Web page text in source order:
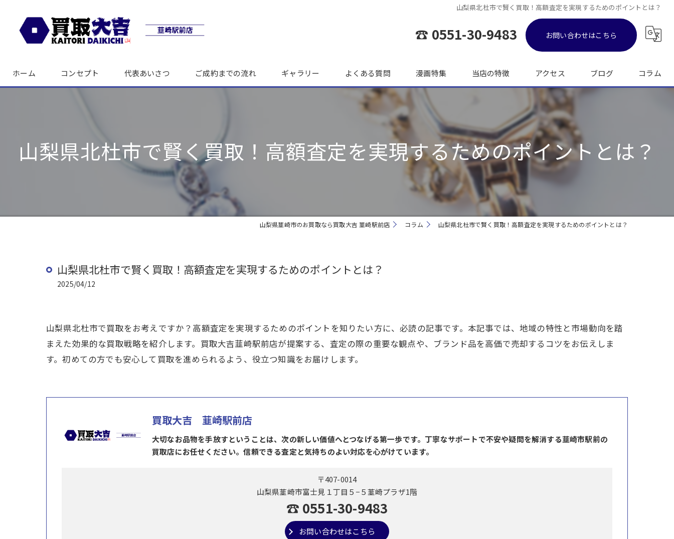
山梨県北杜市で賢く買取！高額査定を実現するためのポイントとは？
☎ 0551-30-9483 お問い合わせはこちら
ホーム コンセプト 代表あいさつ ご成約までの流れ ギャラリー よくある質問 漫画特集 当店の特徴
ブランド品
バッグ
時計
出張
アクセス ブログ コラム
山梨県北杜市で賢く買取！高額査定を実現するためのポイントとは？
山梨県韮崎市のお買取なら買取大吉 韮崎駅前店 コラム 山梨県北杜市で賢く買取！高額査定を実現するためのポイントとは？
山梨県北杜市で賢く買取！高額査定を実現するためのポイントとは？
2025/04/12
山梨県北杜市で買取をお考えですか？高額査定を実現するためのポイントを知りたい方に、必読の記事です。本記事では、地域の特性と市場動向を踏
まえた効果的な買取戦略を紹介します。買取大吉韮崎駅前店が提案する、査定の際の重要な観点や、ブランド品を高価で売却するコツをお伝えしま
す。初めての方でも安心して買取を進められるよう、役立つ知識をお届けします。
買取大吉 韮崎駅前店
大切なお品物を手放すということは、次の新しい価値へとつなげる第一歩です。丁寧なサポートで不安や疑問を解消する韮崎市駅前の
買取店にお任せください。信頼できる査定と気持ちのよい対応を心がけています。
〒407-0014
山梨県韮崎市富士見１丁目５−５韮崎プラザ1階
☎ 0551-30-9483
お問い合わせはこちら